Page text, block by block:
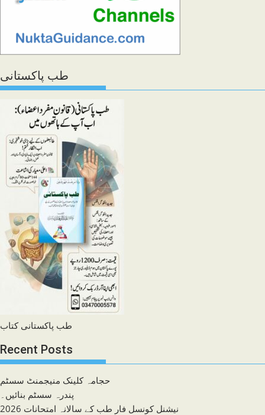
طب پاکستانی
طب پاکستانی کتاب
Recent Posts
حجامہ کلینک منیجمنٹ سسٹم
پندرہ سسٹم بنائیں۔
نیشنل کونسل فار طب کے سالانہ امتحانات 2026